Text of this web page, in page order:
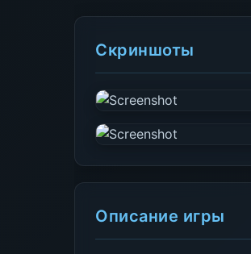
Скриншоты
Описание игры